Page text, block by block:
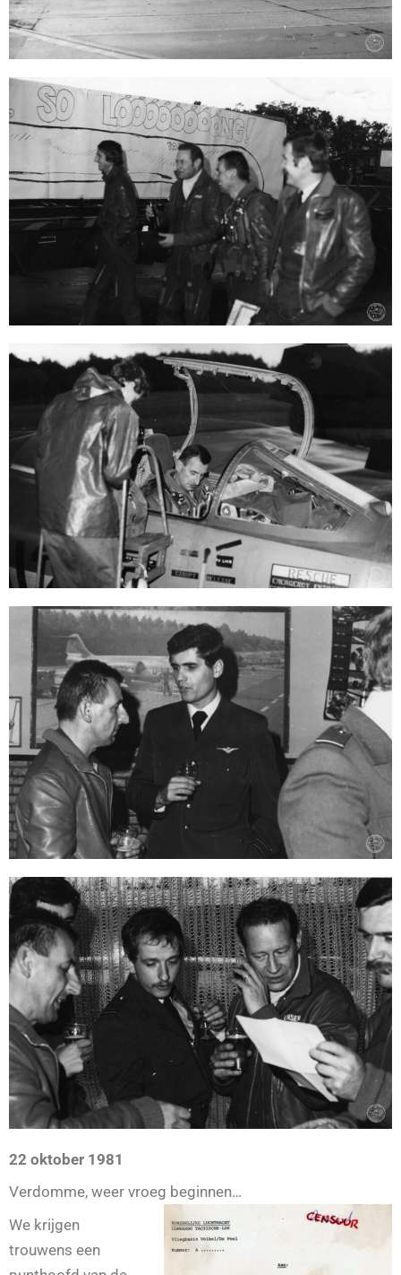
22 oktober 1981
Verdomme, weer vroeg beginnen…
We krijgen
trouwens een